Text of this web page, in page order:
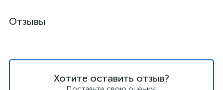
Отзывы
Хотите оставить отзыв?